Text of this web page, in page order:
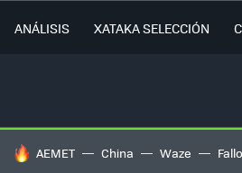
ANÁLISIS XATAKA SELECCIÓN
HOY SE HABLA DE
AEMET China Waze